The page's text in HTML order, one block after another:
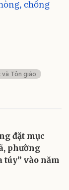
chống
và Tôn giáo
đặt mục
phường
túy” vào năm